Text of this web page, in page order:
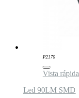
P2170
Vista rápida
Led 90LM SMD